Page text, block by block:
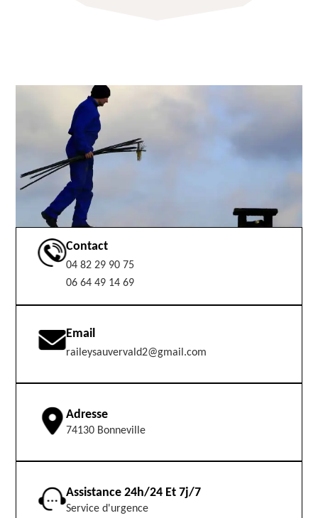
Contact
04 82 29 90 75
06 64 49 14 69
Email
raileysauvervald2@gmail.com
Adresse
74130 Bonneville
Assistance 24h/24 Et 7j/7
Service d'urgence